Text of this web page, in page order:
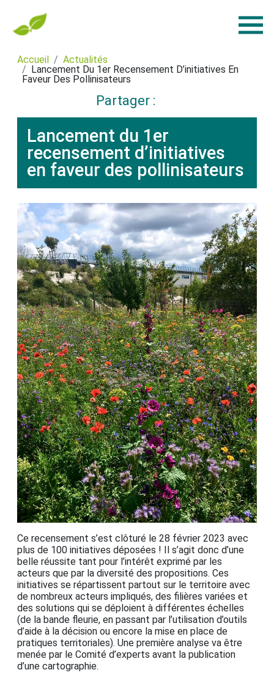
Accueil
Actualités
Lancement Du 1er Recensement D’initiatives En
Faveur Des Pollinisateurs
Partager :
Lancement du 1er
recensement d’initiatives
en faveur des pollinisateurs
Ce recensement s’est clôturé le 28 février 2023 avec
plus de 100 initiatives déposées ! Il s’agit donc d’une
belle réussite tant pour l’intérêt exprimé par les
acteurs que par la diversité des propositions. Ces
initiatives se répartissent partout sur le territoire avec
de nombreux acteurs impliqués, des filières variées et
des solutions qui se déploient à différentes échelles
(de la bande fleurie, en passant par l’utilisation d’outils
d’aide à la décision ou encore la mise en place de
pratiques territoriales). Une première analyse va être
menée par le Comité d’experts avant la publication
d’une cartographie.